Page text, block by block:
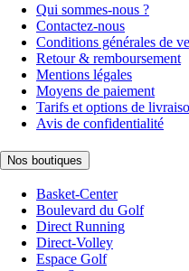
Qui sommes-nous ?
Contactez-nous
Conditions générales de
Retour & remboursement
Mentions légales
Moyens de paiement
Tarifs et options de
Avis de confidentialité
Nos boutiques
Basket-Center
Boulevard du Golf
Direct Running
Direct-Volley
Espace Golf